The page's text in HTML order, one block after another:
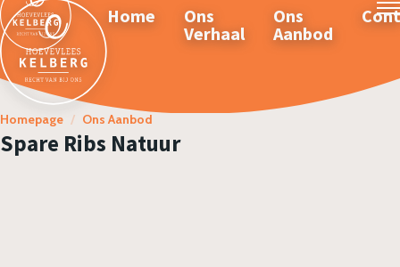
Home
Ons
Verhaal
Ons
Aanbod
Homepage / Ons Aanbod
Spare Ribs Natuur